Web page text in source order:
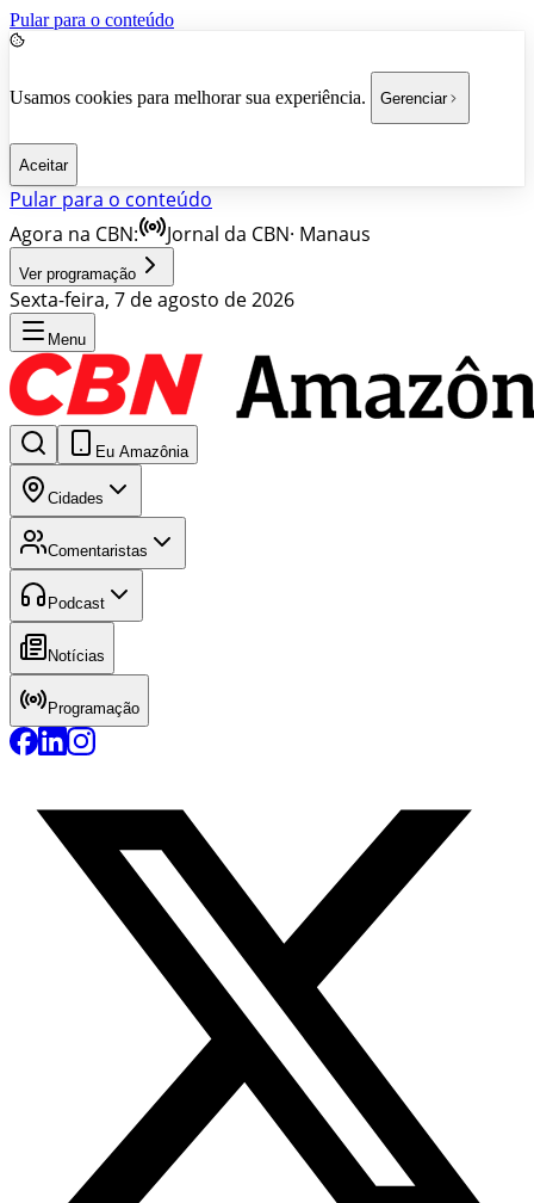
Pular para o conteúdo
Usamos cookies para melhorar sua experiência. Gerenciar
Aceitar
Pular para o conteúdo
Agora na CBN:
Jornal da CBN· Manaus
Ver programação
Sexta-feira, 7 de agosto de 2026
Menu
Eu Amazônia
Cidades
Comentaristas
Podcast
Notícias
Programação